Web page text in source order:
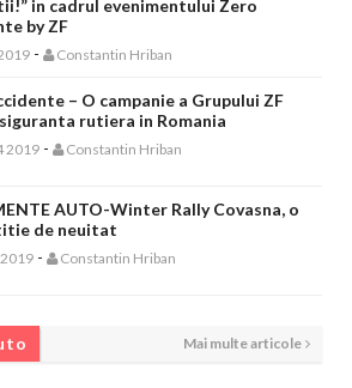
in cadrul evenimentului Zero
by ZF
- Constantin Hriban
– O campanie a Grupului ZF
rutiera in Romania
2019 - Constantin Hriban
AUTO-Winter Rally Covasna, o
de neuitat
2019 - Constantin Hriban
Mai multe articole